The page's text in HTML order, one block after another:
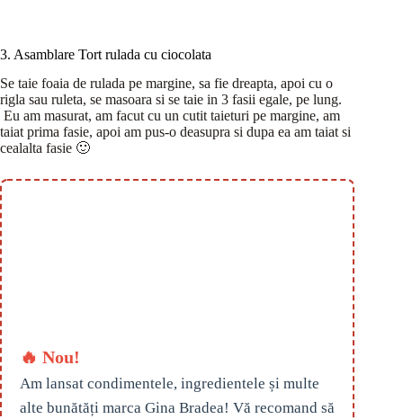
3. Asamblare Tort rulada cu ciocolata
Se taie foaia de rulada pe margine, sa fie dreapta, apoi cu o
rigla sau ruleta, se masoara si se taie in 3 fasii egale, pe lung.
Eu am masurat, am facut cu un cutit taieturi pe margine, am
taiat prima fasie, apoi am pus-o deasupra si dupa ea am taiat si
cealalta fasie 🙂
🔥 Nou!
Am lansat condimentele, ingredientele și multe
alte bunătăți marca Gina Bradea! Vă recomand să